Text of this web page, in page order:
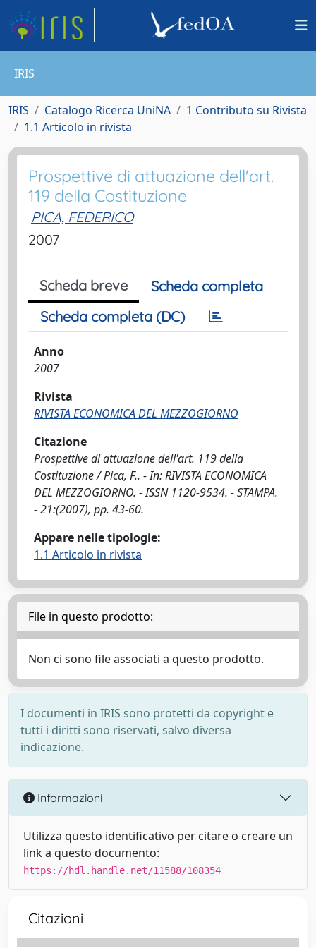
IRIS
IRIS Catalogo Ricerca UniNA
1 Contributo su Rivista
1.1 Articolo in rivista
Prospettive di attuazione dell'art.
119 della Costituzione
PICA, FEDERICO
2007
Scheda breve
Scheda completa
Scheda completa (DC)
Anno
2007
Rivista
RIVISTA ECONOMICA DEL MEZZOGIORNO
Citazione
Prospettive di attuazione dell'art. 119 della
Costituzione / Pica, F.. - In: RIVISTA ECONOMICA
DEL MEZZOGIORNO. - ISSN 1120-9534. - STAMPA.
- 21:(2007), pp. 43-60.
Appare nelle tipologie:
1.1 Articolo in rivista
File in questo prodotto:
Non ci sono file associati a questo prodotto.
I documenti in IRIS sono protetti da copyright e
tutti i diritti sono riservati, salvo diversa
indicazione.
Informazioni
Utilizza questo identificativo per citare o creare un
link a questo documento:
https://hdl.handle.net/11588/108354
Citazioni